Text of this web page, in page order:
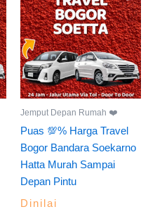
Jemput Depan Rumah ❤️
Puas 💯% Harga Travel
Bogor Bandara Soekarno
Hatta Murah Sampai
Depan Pintu
Dinilai